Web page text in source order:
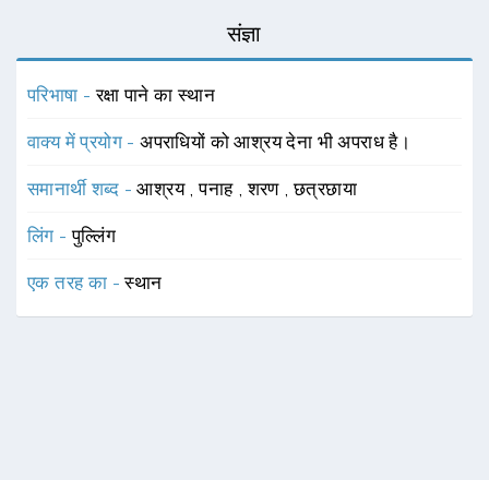
संज्ञा
परिभाषा -रक्षा पाने का स्थान
वाक्य में प्रयोग -अपराधियों को आश्रय देना भी अपराध है।
समानार्थी शब्द -आश्रय ,पनाह ,शरण ,छत्रछाया
लिंग -पुल्लिंग
एक तरह का -स्थान